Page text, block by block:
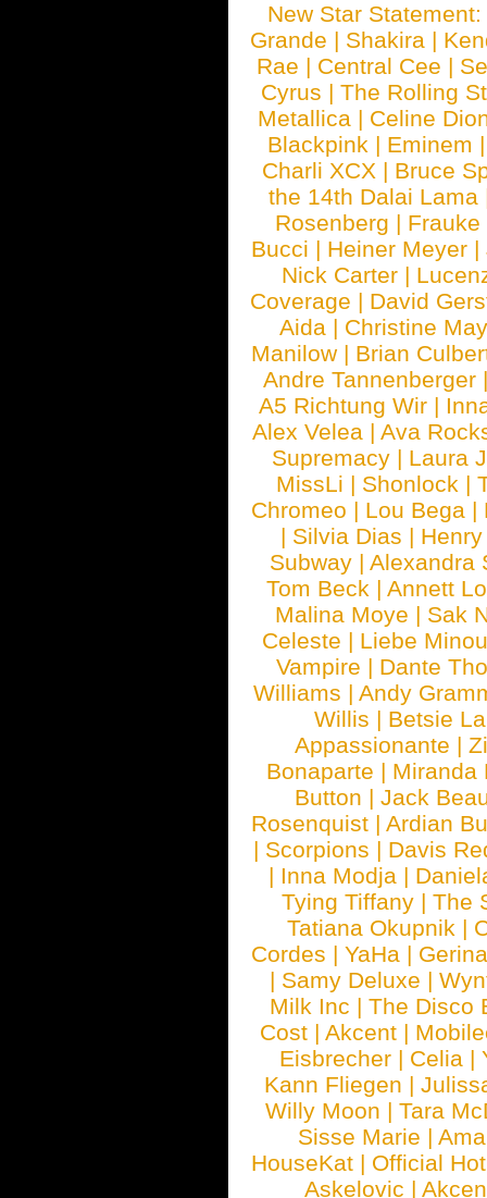
New Star
Grande | Shakira |
Rae | Central Cee |
Cyrus | The Rolling
Metallica | Celine
Blackpink | Eminem
Charli XCX | Bruce
the 14th Dalai Lama
Rosenberg | Frauke
Bucci | Heiner Meyer |
Nick Carter |
Coverage | David
Aida | Christine
Manilow | Brian
Andre Tannenberger
A5 Richtung Wir |
Alex Velea | Ava
Supremacy | Laura
MissLi | Shonlock |
Chromeo | Lou Bega |
| Silvia Dias |
Subway |Alexandra
Tom Beck |Annett
Malina Moye | Sak
Celeste | Liebe Minou
Vampire | Dante
Williams | Andy
Willis | Betsie
Appassionante |
Bonaparte | Miranda
Button | Jack
Rosenquist |Ardian
| Scorpions | Davis
| Inna Modja |
Tying Tiffany |The
Tatiana Okupnik |
Cordes |YaHa |
| Samy Deluxe |
Milk Inc |The Disco
Cost |Akcent |
Eisbrecher | Celia |
Kann Fliegen |
Willy Moon |Tara
Sisse Marie |
HouseKat | Official
Askelovic |